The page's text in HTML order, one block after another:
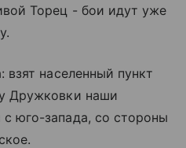
Торец - бои идут уже
взят населенный пункт
Дружковки наши
юго-запада, со стороны